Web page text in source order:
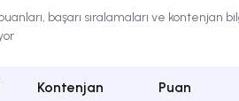
başarı sıralamaları ve kontenjan
Kontenjan Puan